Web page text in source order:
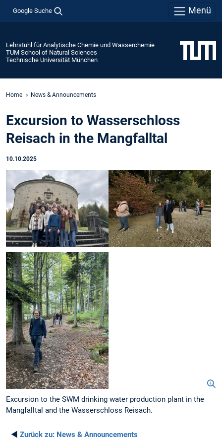
Google Suche Menü
Lehrstuhl für Analytische Chemie und Wasserchemie
TUM School of Natural Sciences
Technische Universität München
Home News & Announcements
Excursion to Wasserschloss
Reisach in the Mangfalltal
10.10.2025
Excursion to the SWM drinking water production plant in the
Mangfalltal and the Wasserschloss Reisach.
◄ Zurück zu: News & Announcements